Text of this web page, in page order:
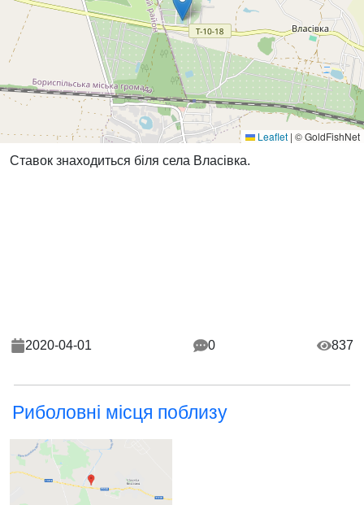
Leaflet | © GoldFishNet
Ставок знаходиться біля села Власівка.
2020-04-01 0 837
Риболовні місця поблизу